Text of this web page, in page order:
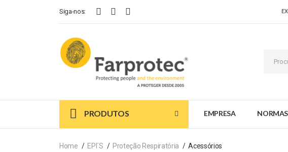
Siga-nos:
PRODUTOS EMPRESA NORMAS
Home EPI´s Proteção Respiratória Acessórios